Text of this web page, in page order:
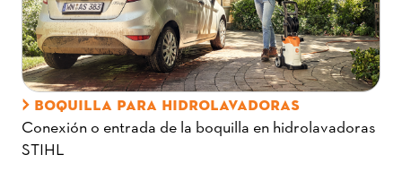
BOQUILLA PARA HIDROLAVADORAS
Conexión o entrada de la boquilla en hidrolavadoras
STIHL